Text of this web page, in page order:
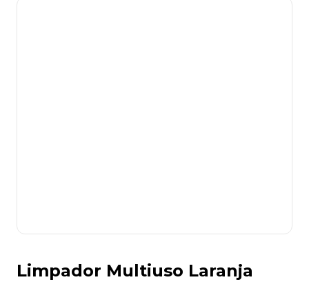
Limpador Multiuso Laranja